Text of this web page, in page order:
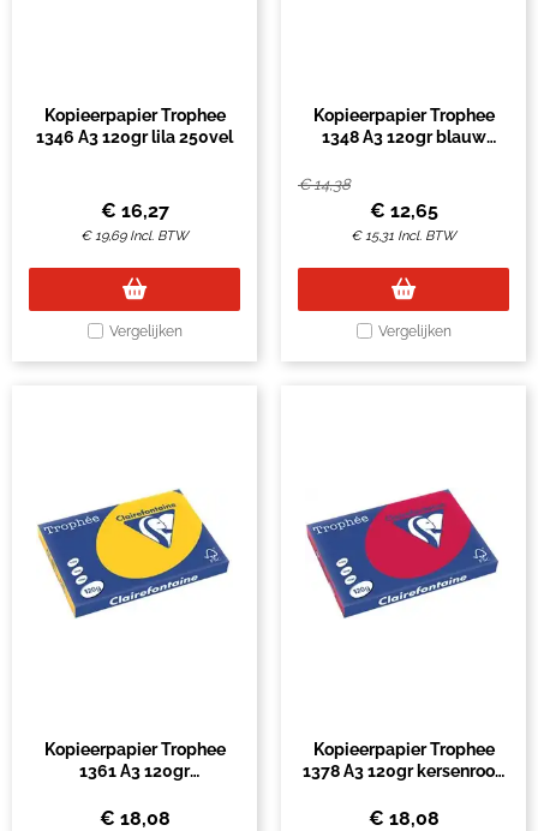
Kopieerpapier Trophee
1346 A3 120gr lila 250vel
€ 16,27
€19,69 Incl. BTW
Vergelijken
Kopieerpapier Trophee
1348 A3 120gr blauw
€14,38
€ 12,65
€15,31 Incl. BTW
Vergelijken
Kopieerpapier Trophee
1361 A3 120gr
€ 18,08
Kopieerpapier Trophee
1378 A3 120gr kersenrood
€ 18,08